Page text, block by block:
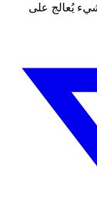
يُعالج على